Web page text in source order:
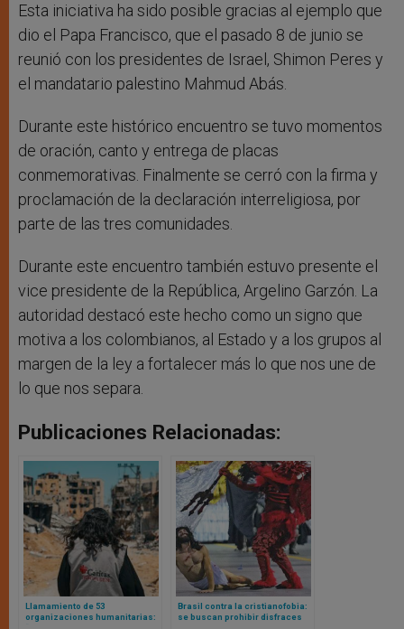
Esta iniciativa ha sido posible gracias al ejemplo que
dio el Papa Francisco, que el pasado 8 de junio se
reunió con los presidentes de Israel, Shimon Peres y
el mandatario palestino Mahmud Abás.
Durante este histórico encuentro se tuvo momentos
de oración, canto y entrega de placas
conmemorativas. Finalmente se cerró con la firma y
proclamación de la declaración interreligiosa, por
parte de las tres comunidades.
Durante este encuentro también estuvo presente el
vice presidente de la República, Argelino Garzón. La
autoridad destacó este hecho como un signo que
motiva a los colombianos, al Estado y a los grupos al
margen de la ley a fortalecer más lo que nos une de
lo que nos separa.
Publicaciones Relacionadas:
Llamamiento de 53
organizaciones humanitarias:
Brasil contra la cristianofobia:
se buscan prohibir disfraces